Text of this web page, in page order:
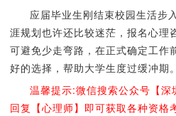
应届毕业生刚结束校园生活步
涯规划也许还比较迷茫，报名心理
可避免少走弯路，在正式确定工作
好的选择，帮助大学生度过缓冲期。
温馨提示:微信搜索公众号【
回复【心理师】即可获取各种资格